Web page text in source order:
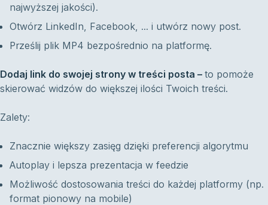
najwyższej jakości).
Otwórz LinkedIn, Facebook, ... i utwórz nowy post.
Prześlij plik MP4 bezpośrednio na platformę.
Dodaj link do swojej strony w treści posta – to pomoże
skierować widzów do większej ilości Twoich treści.
Zalety:
Znacznie większy zasięg dzięki preferencji algorytmu
Autoplay i lepsza prezentacja w feedzie
Możliwość dostosowania treści do każdej platformy (np.
format pionowy na mobile)